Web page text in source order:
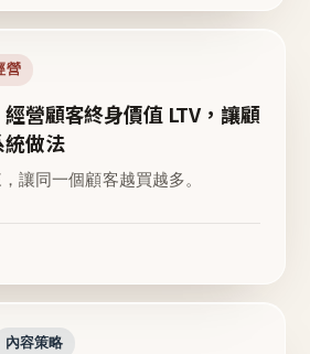
營
營顧客終身價值 LTV，讓顧
做法
讓同一個顧客越買越多。
內容策略